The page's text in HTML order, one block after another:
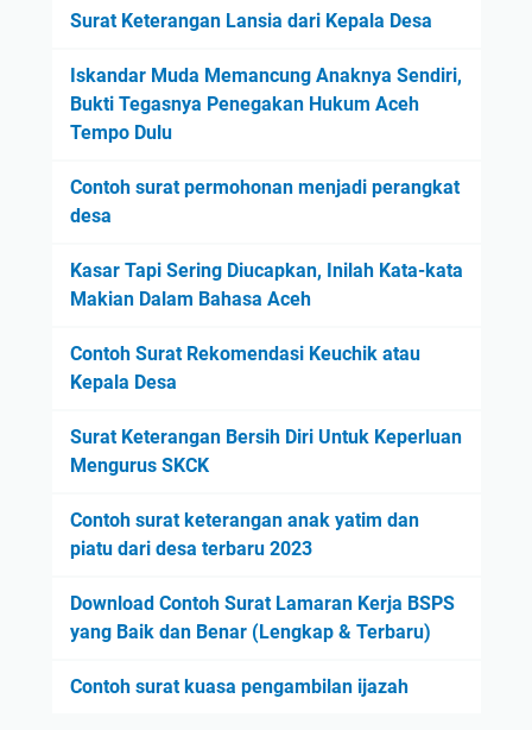
Surat Keterangan Lansia dari Kepala Desa
Iskandar Muda Memancung Anaknya Sendiri,
Bukti Tegasnya Penegakan Hukum Aceh
Tempo Dulu
Contoh surat permohonan menjadi perangkat
desa
Kasar Tapi Sering Diucapkan, Inilah Kata-kata
Makian Dalam Bahasa Aceh
Contoh Surat Rekomendasi Keuchik atau
Kepala Desa
Surat Keterangan Bersih Diri Untuk Keperluan
Mengurus SKCK
Contoh surat keterangan anak yatim dan
piatu dari desa terbaru 2023
Download Contoh Surat Lamaran Kerja BSPS
yang Baik dan Benar (Lengkap & Terbaru)
Contoh surat kuasa pengambilan ijazah